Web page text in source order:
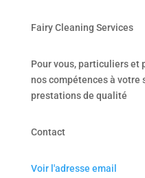
Fairy Cleaning Services
Pour vous, particuliers et
nos compétences à votre
prestations de qualité
Contact
Voir l'adresse email